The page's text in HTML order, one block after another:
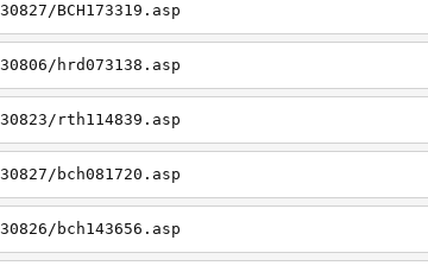
BCH173319.asp
hrd073138.asp
rth114839.asp
bch081720.asp
bch143656.asp